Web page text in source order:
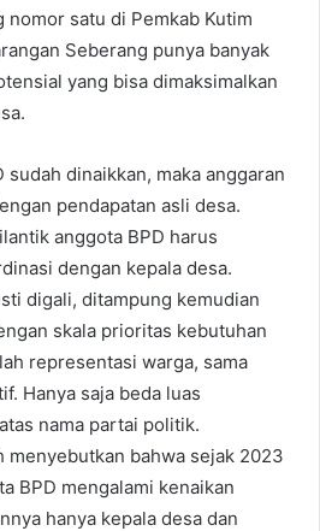
nomor satu di Pemkab Kutim
Seberang punya banyak
yang bisa dimaksimalkan
sudah dinaikkan, maka anggaran
pendapatan asli desa.
anggota BPD harus
dengan kepala desa.
digali, ditampung kemudian
skala prioritas kebutuhan
representasi warga, sama
Hanya saja beda luas
nama partai politik.
menyebutkan bahwa sejak 2023
BPD mengalami kenaikan
hanya kepala desa dan